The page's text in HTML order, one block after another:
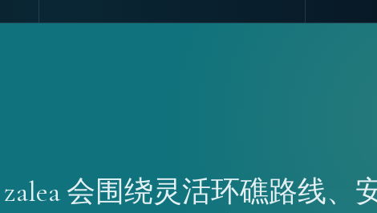
zalea 会围绕灵活环礁路线、